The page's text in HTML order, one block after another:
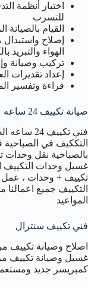
اختبار أنظمة
للتسرب
القيام بالصيانة
إصلاح واستبدال
الهواء والتبريد
تركيب وصيانة
إعداد تقديرات
قراءة وتفسير
صيانة تكييف 24 ساعه
فني
التككيف في
بالصباحية نقل وحدات
غسيل وحدات التكييف
تكييف + وحدات ، عمل
التكييف جميع
المواعيد
فني تكييف سنترال
اصلاح وصيانة تكييف
غسيل وصيانة تكييف
كمبريسر جديد ومستعمل